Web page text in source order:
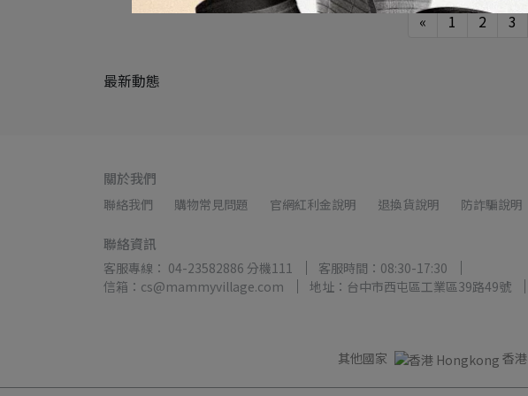
« 1 2 3
最新動態
關於我們
聯絡我們 購物常見問題 官網紅利金說明 退換貨說明 防詐騙說明
聯絡資訊
客服專線： 04-23582886 分機111
客服時間：08:30-17:30
信箱：cs@mammyvillage.com
地址：台中市西屯區工業區39路49號
其他國家 香港